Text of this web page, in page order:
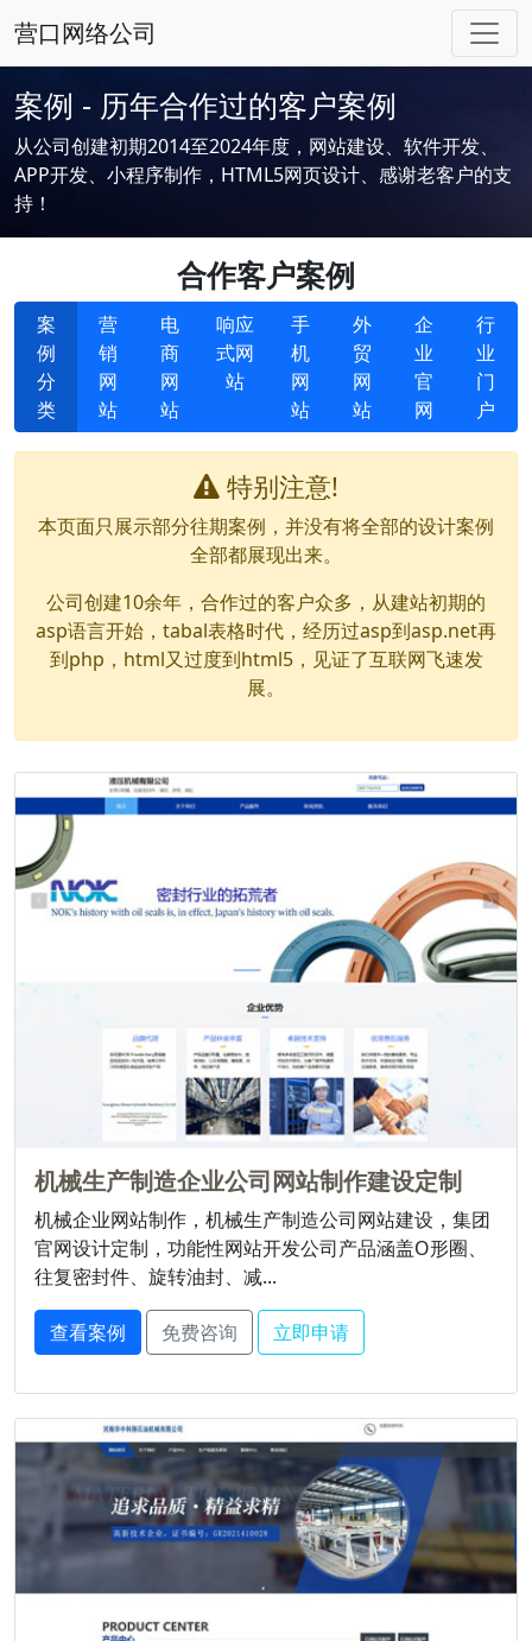
营口网络公司
案例 - 历年合作过的客户案例
从公司创建初期2014至2024年度，网站建设、软件开发、
APP开发、小程序制作，HTML5网页设计、感谢老客户的支
持！
合作客户案例
案
例
分
类
营
销
网
站
电
商
网
站
响应
式网
站
手
机
网
站
外
贸
网
站
企
业
官
网
行
业
门
户
特别注意!
本页面只展示部分往期案例，并没有将全部的设计案例
全部都展现出来。
公司创建10余年，合作过的客户众多，从建站初期的
asp语言开始，tabal表格时代，经历过asp到asp.net再
到php，html又过度到html5，见证了互联网飞速发
展。
机械生产制造企业公司网站制作建设定制
机械企业网站制作，机械生产制造公司网站建设，集团
官网设计定制，功能性网站开发公司产品涵盖O形圈、
往复密封件、旋转油封、减...
查看案例 免费咨询 立即申请